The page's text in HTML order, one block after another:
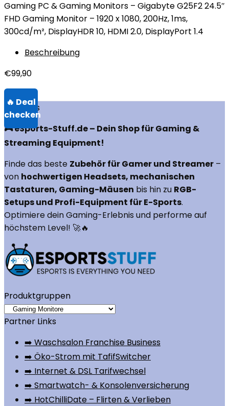
Gaming PC & Gaming Monitors – Gigabyte G25F2 24.5″
FHD Gaming Monitor – 1920 x 1080, 200Hz, 1ms,
300cd/m², DisplayHDR 10, HDMI 2.0, DisplayPort 1.4
Beschreibung
€99,90
Über uns
🎮 eSports-Stuff.de – Dein Shop für Gaming &
Streaming Equipment!
Finde das beste Zubehör für Gamer und Streamer –
von hochwertigen Headsets, mechanischen
Tastaturen, Gaming-Mäusen bis hin zu RGB-
Setups und Profi-Equipment für E-Sports.
Optimiere dein Gaming-Erlebnis und performe auf
höchstem Level! 🚀🔥
Produktgruppen
Partner Links
➡️ Waschsalon Franchise Business
➡️ Öko-Strom mit TafifSwitcher
➡️ Internet & DSL Tarifwechsel
➡️ Smartwatch- & Konsolenversicherung
➡️ HotChilliDate – Flirten & Verlieben